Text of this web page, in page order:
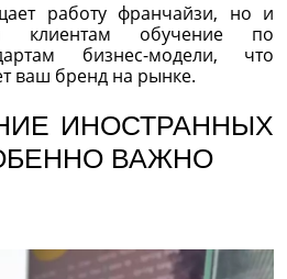
работу франчайзи, но и
клиентам обучение по
бизнес-модели, что
ваш бренд на рынке.
ИНОСТРАННЫХ
ВАЖНО